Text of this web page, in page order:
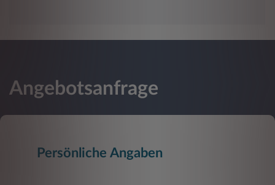
Angebotsanfrage
Persönliche Angaben